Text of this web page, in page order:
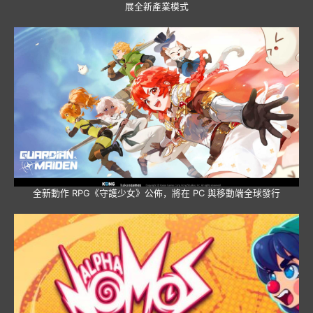
展全新產業模式
全新動作 RPG《守護少女》公佈，將在 PC 與移動端全球發行